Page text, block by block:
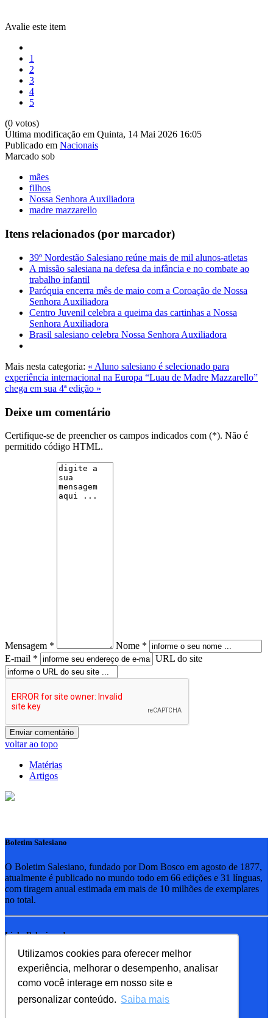
Utilizamos cookies para oferecer melhor
experiência, melhorar o desempenho, analisar
como você interage em nosso site e
personalizar conteúdo. Saiba mais
Avalie este item
1
2
3
4
5
(0 votos)
Última modificação em Quinta, 14 Mai 2026 16:05
Publicado em Nacionais
Marcado sob
mães
filhos
Nossa Senhora Auxiliadora
madre mazzarello
Itens relacionados (por marcador)
39º Nordestão Salesiano reúne mais de mil alunos-atletas
A missão salesiana na defesa da infância e no combate ao
trabalho infantil
Paróquia encerra mês de maio com a Coroação de Nossa
Senhora Auxiliadora
Centro Juvenil celebra a queima das cartinhas a Nossa
Senhora Auxiliadora
Brasil salesiano celebra Nossa Senhora Auxiliadora
Mais nesta categoria: « Aluno salesiano é selecionado para
experiência internacional na Europa “Luau de Madre Mazzarello”
chega em sua 4ª edição »
Deixe um comentário
Certifique-se de preencher os campos indicados com (*). Não é
permitido código HTML.
Mensagem *
Nome *
E-mail *
URL do site
voltar ao topo
Matérias
Artigos
Boletim Salesiano
O Boletim Salesiano, fundado por Dom Bosco em agosto de 1877,
atualmente é publicado no mundo todo em 66 edições e 31 línguas,
com tiragem anual estimada em mais de 10 milhões de exemplares
no total.
Links Relacionados
RSB - Rede Salesiana Brasil
EDEBE - Editora
UPV - União pela Vida
Familia Salesiana